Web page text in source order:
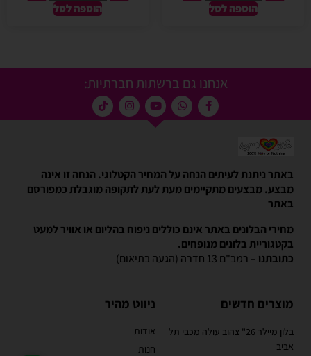
הוספה לסל הוספה לסל
אנחנו גם ברשתות חברתיות:
באתר ניתנת לעיתים הנחה על המחיר הקטלוגי. הנחה זו אינה
מבצע. מבצעים מתקיימים מעת לעת לתקופה מוגבלת כמפורסם
באתר
מחירי הבלונים באתר אינם כוללים ניפוח בהליום או אוויר למעט
בקטגוריית בלונים מנופחים.
כתובתנו – רמב"ם 13 חדרה (הגעה בתיאום)
מוצרים חדשים
בלון מיילר 26" צהוב עולה מכבי תל
אביב
ניווט מהיר
אודות
חנות